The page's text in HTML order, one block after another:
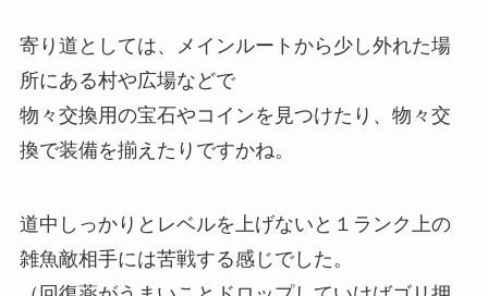
寄り道としては、メインルートから少し外れた場
所にある村や広場などで
物々交換用の宝石やコインを見つけたり、物々交
換で装備を揃えたりですかね。
道中しっかりとレベルを上げないと１ランク上の
雑魚敵相手には苦戦する感じでした。